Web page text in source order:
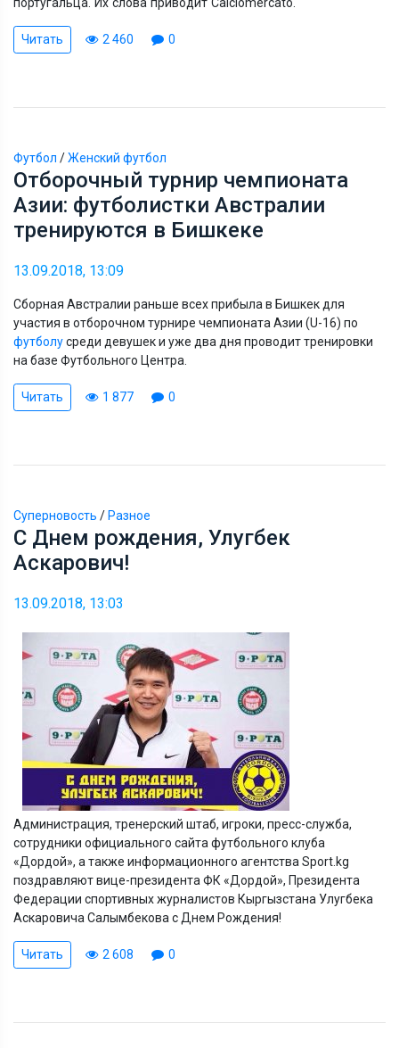
Читать 2 460 0
Футбол /Женский футбол
Отборочный турнир чемпионата
Азии: футболистки Австралии
тренируются в Бишкеке
13.09.2018, 13:09
Сборная Австралии раньше всех прибыла в Бишкек для
участия в отборочном турнире чемпионата Азии (U-16) по
футболусреди девушек и уже два дня проводит тренировки
на базе Футбольного Центра.
Читать 1 877 0
Суперновость / Разное
С Днем рождения, Улугбек
Аскарович!
13.09.2018, 13:03
Администрация, тренерский штаб, игроки, пресс-служба,
сотрудники официального сайта футбольного клуба
«Дордой», а также информационного агентства Sport.kg
поздравляют вице-президента ФК «Дордой», Президента
Федерации спортивных журналистов Кыргызстана Улугбека
Аскаровича Салымбекова с Днем Рождения!
Читать 2 608 0